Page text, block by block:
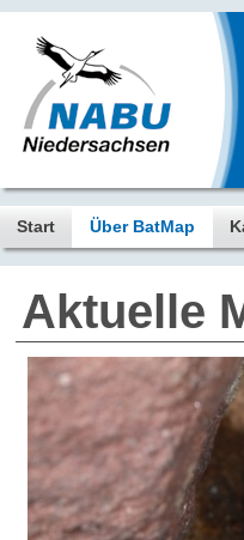
Start Über BatMap
Aktuelle